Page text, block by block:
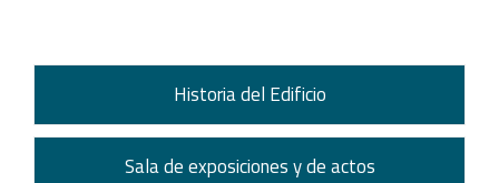
Historia del Edificio
Sala de exposiciones y de actos